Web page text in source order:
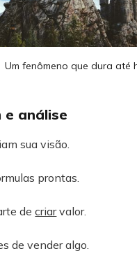
Um fenômeno que dura até
e análise
sua visão.
prontas.
decriarvalor.
de vender algo.